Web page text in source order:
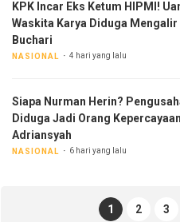
KPK Incar Eks Ketum HIPMI!
Waskita Karya Diduga Mengalir
Buchari
NASIONAL 4 hari yang lalu
Siapa Nurman Herin?
Diduga Jadi Orang
Adriansyah
NASIONAL 6 hari yang lalu
1 2 3